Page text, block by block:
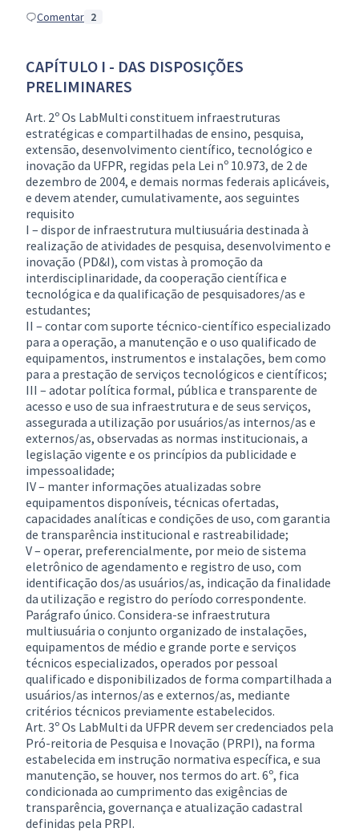
Comentar 2
CAPÍTULO I - DAS DISPOSIÇÕES
PRELIMINARES
Art. 2º Os LabMulti constituem infraestruturas
estratégicas e compartilhadas de ensino, pesquisa,
extensão, desenvolvimento científico, tecnológico e
inovação da UFPR, regidas pela Lei nº 10.973, de 2 de
dezembro de 2004, e demais normas federais aplicáveis,
e devem atender, cumulativamente, aos seguintes
requisito
I – dispor de infraestrutura multiusuária destinada à
realização de atividades de pesquisa, desenvolvimento e
inovação (PD&I), com vistas à promoção da
interdisciplinaridade, da cooperação científica e
tecnológica e da qualificação de pesquisadores/as e
estudantes;
II – contar com suporte técnico-científico especializado
para a operação, a manutenção e o uso qualificado de
equipamentos, instrumentos e instalações, bem como
para a prestação de serviços tecnológicos e científicos;
III – adotar política formal, pública e transparente de
acesso e uso de sua infraestrutura e de seus serviços,
assegurada a utilização por usuários/as internos/as e
externos/as, observadas as normas institucionais, a
legislação vigente e os princípios da publicidade e
impessoalidade;
IV – manter informações atualizadas sobre
equipamentos disponíveis, técnicas ofertadas,
capacidades analíticas e condições de uso, com garantia
de transparência institucional e rastreabilidade;
V – operar, preferencialmente, por meio de sistema
eletrônico de agendamento e registro de uso, com
identificação dos/as usuários/as, indicação da finalidade
da utilização e registro do período correspondente.
Parágrafo único. Considera-se infraestrutura
multiusuária o conjunto organizado de instalações,
equipamentos de médio e grande porte e serviços
técnicos especializados, operados por pessoal
qualificado e disponibilizados de forma compartilhada a
usuários/as internos/as e externos/as, mediante
critérios técnicos previamente estabelecidos.
Art. 3º Os LabMulti da UFPR devem ser credenciados pela
Pró-reitoria de Pesquisa e Inovação (PRPI), na forma
estabelecida em instrução normativa específica, e sua
manutenção, se houver, nos termos do art. 6º, fica
condicionada ao cumprimento das exigências de
transparência, governança e atualização cadastral
definidas pela PRPI.